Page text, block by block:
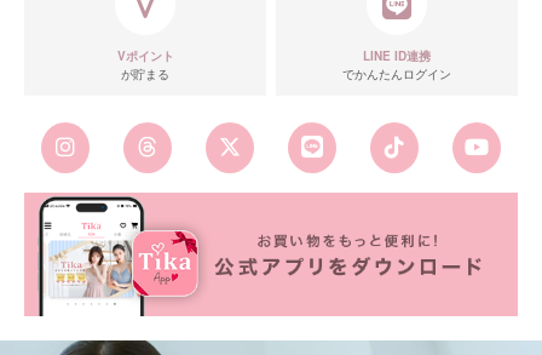
■カラーバリエーション
Vポイント
が貯まる
LINE ID連携
でかんたんログイン